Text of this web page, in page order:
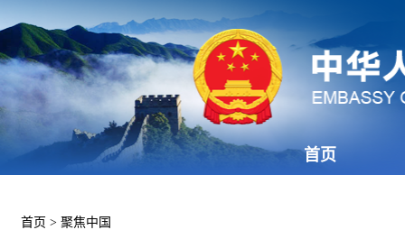
首页
首页 > 聚焦中国